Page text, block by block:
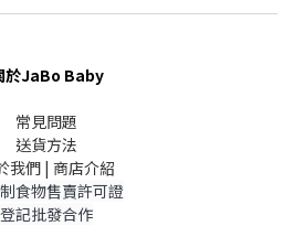
於JaBo Baby
常見問題
送貨方法
我們 | 商店介紹
食物售賣許可證
登記批發合作